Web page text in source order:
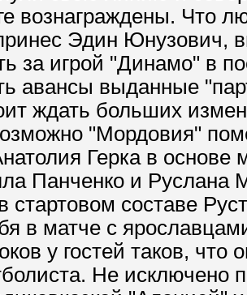
вознаграждены. Что
Эдин Юнузович,
за игрой "Динамо" в
авансы выданные
ждать больших
"Мордовия"
Герка в основе
Панченко и Руслана
стартовом составе
в матче с
у гостей таков, что
Не исключено